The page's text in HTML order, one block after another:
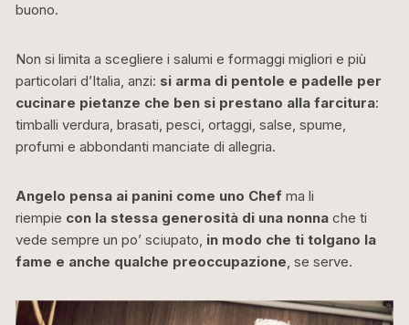
buono.
Non si limita a scegliere i salumi e formaggi migliori e più
particolari d’Italia, anzi: si arma di pentole e padelle per
cucinare pietanze che ben si prestano alla farcitura:
timballi verdura, brasati, pesci, ortaggi, salse, spume,
profumi e abbondanti manciate di allegria.
Angelo pensa ai panini come uno Chef ma li
riempie con la stessa generosità di una nonna che ti
vede sempre un po’ sciupato, in modo che ti tolgano la
fame e anche qualche preoccupazione, se serve.